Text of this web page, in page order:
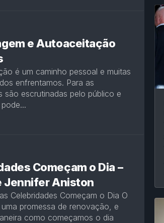
e Autoaceitação
é um caminho pessoal e muitas
enfrentamos. Para as
são escrutinadas pelo público e
Começam o Dia –
Jennifer Aniston
Celebridades Começam o Dia O
promessa de renovação, e
como começamos o dia